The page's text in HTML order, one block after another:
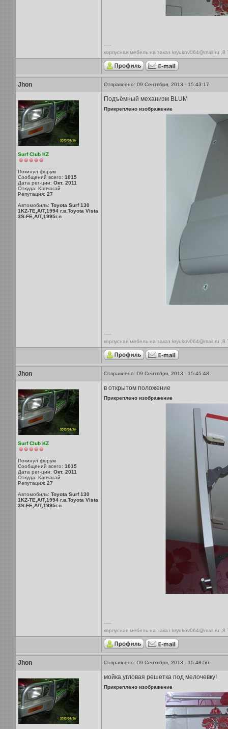
-----
корпусная мебель на заказ kryukov064@mail.ru
Jhon Отправлено: 09 Сентября, 2013 - 15:43:17
Surf Club KZ
Покинул форум
Сообщений всего: 1015
Дата рег-ции: Окт. 2011
Откуда: Капчагай
Репутация: 27
Автомобиль: Toyota Surf 130
1KZ-TE,A/T,1994 г.в.Toyota Vista
3S-FE,A/T,1995г.в
Подъёмный механизм BLUM
Прикреплено изображение
-----
корпусная мебель на заказ kryukov064@mail.ru
Jhon Отправлено: 09 Сентября, 2013 - 15:45:48
Surf Club KZ
Покинул форум
Сообщений всего: 1015
Дата рег-ции: Окт. 2011
Откуда: Капчагай
Репутация: 27
Автомобиль: Toyota Surf 130
1KZ-TE,A/T,1994 г.в.Toyota Vista
3S-FE,A/T,1995г.в
в открытом положение
Прикреплено изображение
-----
корпусная мебель на заказ kryukov064@mail.ru
Jhon Отправлено: 09 Сентября, 2013 - 15:48:56
мойка,угловая решетка под мелочевку!
Прикреплено изображение